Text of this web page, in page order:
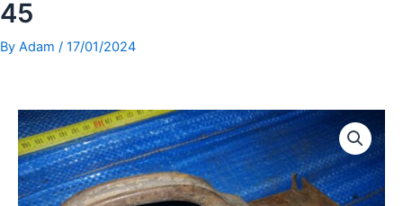
45
By Adam / 17/01/2024
ilość
zamek
drzwi/turschloss
Wehrmacht
Fhzg.-